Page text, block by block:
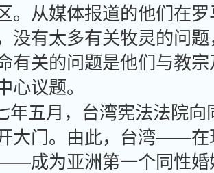
。从媒体报道的他们在
没有太多有关牧灵的问
有关的问题是他们与教
心议题。
年五月，台湾宪法法院向
大门。由此，台湾——在
成为亚洲第一个同性婚